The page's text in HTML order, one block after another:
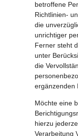
betroffene
Richtlinien-
die
unrichtiger
Ferner steht
unter
die
ergänzenden
Möchte eine
hierzu
Verarbeitung